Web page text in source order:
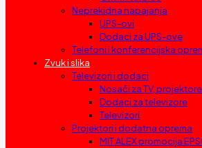
Neprekidna napajanja
UPS-ovi
Dodaci za UPS-ove
Telefoni i konferencijska
Zvuk i slika
Televizori i dodaci
Nosači za TV,
Dodaci za televizore
Televizori
Projektori i dodatna oprema
MIT ALEX promocija